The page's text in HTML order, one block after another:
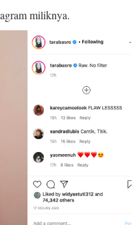
miliknya.